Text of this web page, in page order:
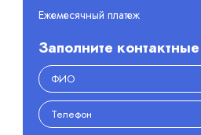
Ежемесячный платеж
Заполните